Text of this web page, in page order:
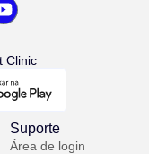
Clinic
Suporte
Área de login